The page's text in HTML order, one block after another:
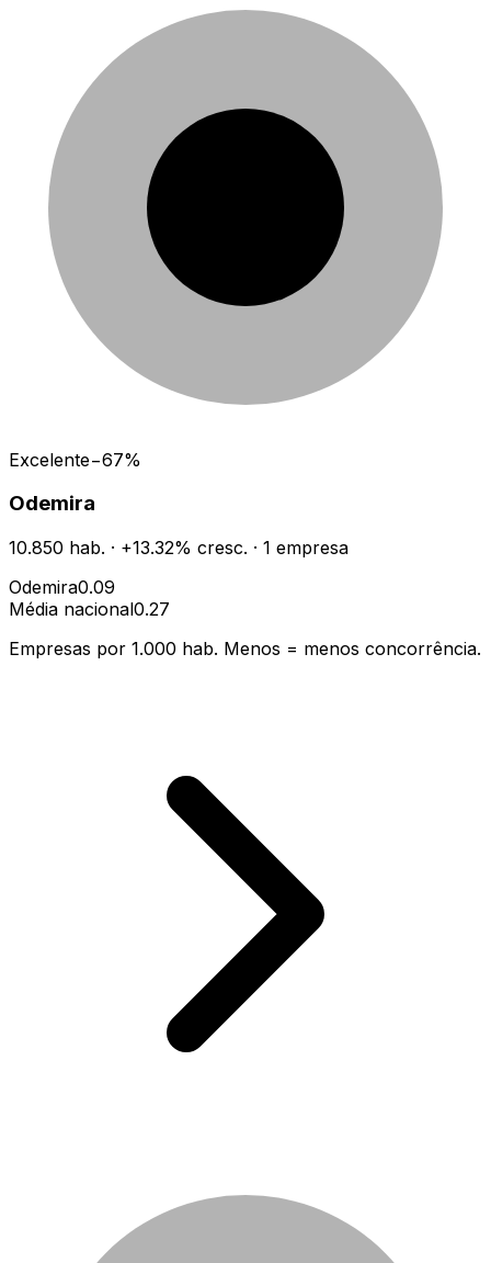
Excelente−67%
Odemira
10.850 hab. · +13.32% cresc. · 1 empresa
Odemira0.09
Média nacional0.27
Empresas por 1.000 hab. Menos = menos concorrência.